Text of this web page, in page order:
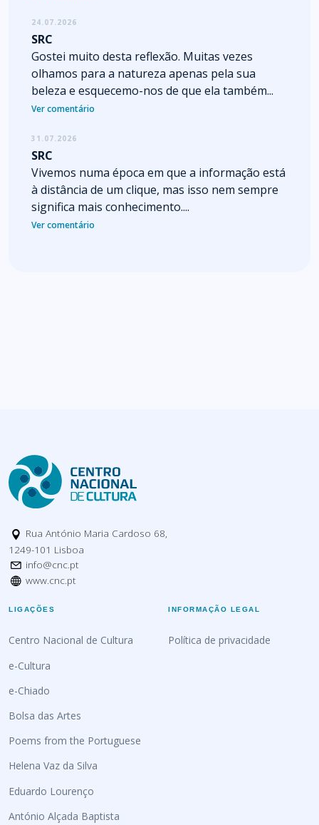
24.07.2026
SRC
Gostei muito desta reflexão. Muitas vezes
olhamos para a natureza apenas pela sua
beleza e esquecemo-nos de que ela também...
Ver comentário
31.07.2026
SRC
Vivemos numa época em que a informação está
à distância de um clique, mas isso nem sempre
significa mais conhecimento....
Ver comentário
Rua António Maria Cardoso 68,
1249-101 Lisboa
info@cnc.pt
www.cnc.pt
LIGAÇÕES
Centro Nacional de Cultura
e-Cultura
e-Chiado
Bolsa das Artes
Poems from the Portuguese
Helena Vaz da Silva
Eduardo Lourenço
António Alçada Baptista
INFORMAÇÃO LEGAL
Política de privacidade